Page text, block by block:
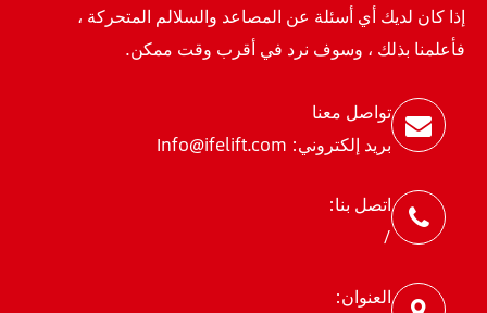
إذا كان لديك أي أسئلة عن المصاعد والسلالم المتحركة ،
فأعلمنا بذلك ، وسوف نرد في أقرب وقت ممكن.
تواصل معنا
بريد إلكتروني: Info@ifelift.com
اتصل بنا:
/
العنوان: